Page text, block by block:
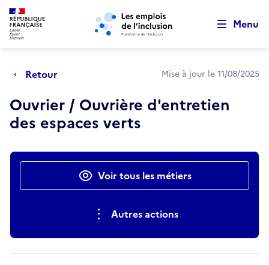
Aller au menu principal Aller au contenu principal
Menu
Retour Mise à jour le 11/08/2025
Ouvrier / Ouvrière d'entretien
des espaces verts
Actions rapidesVoir tous les métiers
Autres actions
Retour au début de la page
Panneau de gestion des cookies